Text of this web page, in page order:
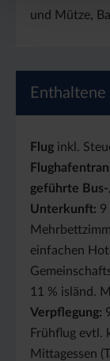
und Mütze,
Fluginkl.
geführte
Unterkunft: 9
einfachen
11 % isländ.
Verpflegung:
Frühflug evtl.
Mittagessen